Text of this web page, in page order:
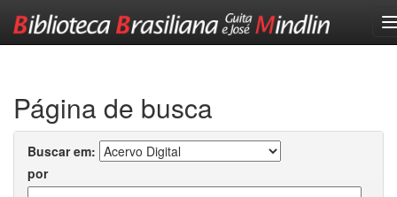
Página de busca
Buscar em:
por